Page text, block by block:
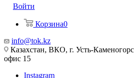
Войти
Корзина0
info@tok.kz
Казахстан, ВКО, г. Усть-
офис 15
Instagram